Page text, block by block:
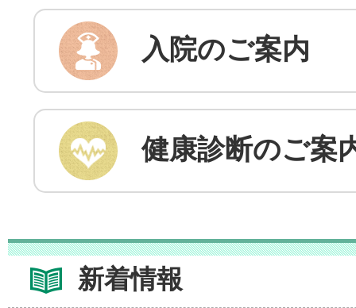
入院のご案内
健康診断のご案
新着情報